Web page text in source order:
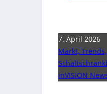
7. April 2026
Markt,
inVISION